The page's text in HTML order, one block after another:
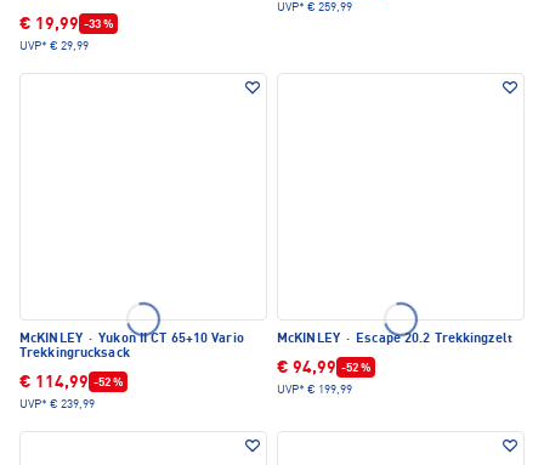
€ 19,99 -33 %
UVP* € 29,99
UVP* € 259,99
McKINLEY · Yukon II CT 65+10 Vario
Trekkingrucksack
€ 114,99 -52 %
UVP* € 239,99
McKINLEY · Escape 20.2 Trekkingzelt
€ 94,99 -52 %
UVP* € 199,99